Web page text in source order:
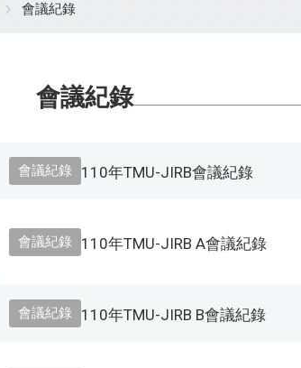
會議紀錄
會議紀錄
會議紀錄 110年TMU-JIRB會議紀錄
會議紀錄 110年TMU-JIRB A會議紀錄
會議紀錄 110年TMU-JIRB B會議紀錄